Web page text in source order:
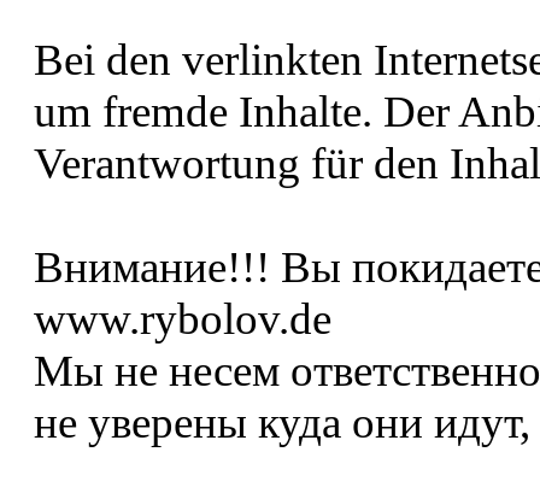
Bei den verlinkten
um fremde Inhalte. Der
Verantwortung für den
Внимание!!! Вы
www.rybolov.de
Мы не несем
не уверены куда они